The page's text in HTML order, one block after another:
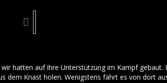
hatten auf ihre Unterstützung im Kampf gebaut.
Knast holen. Wenigstens fährt es von dort